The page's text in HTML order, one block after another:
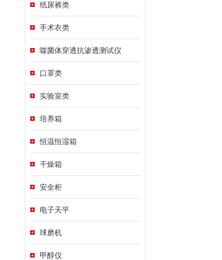
纸尿裤类
手术衣类
噬菌体穿透抗渗透测试仪
口罩类
实验室类
培养箱
恒温恒湿箱
干燥箱
安全柜
电子天平
球磨机
甲醇仪